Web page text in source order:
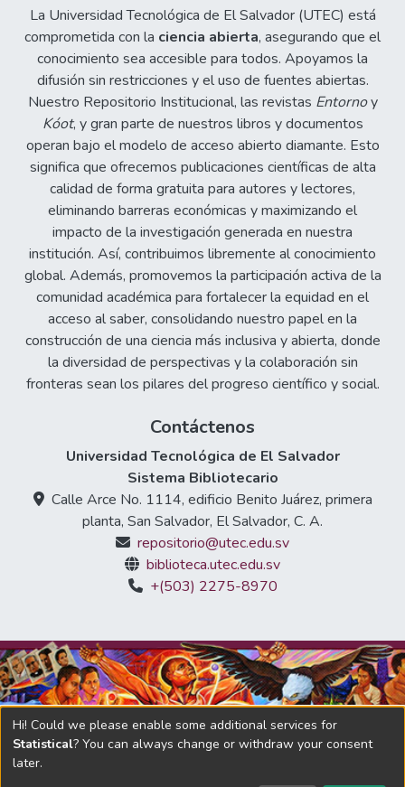
La Universidad Tecnológica de El Salvador (UTEC) está
comprometida con la ciencia abierta, asegurando que el
conocimiento sea accesible para todos. Apoyamos la
difusión sin restricciones y el uso de fuentes abiertas.
Nuestro Repositorio Institucional, las revistas Entornoy
Kóot, y gran parte de nuestros libros y documentos
operan bajo el modelo de acceso abierto diamante. Esto
significa que ofrecemos publicaciones científicas de alta
calidad de forma gratuita para autores y lectores,
eliminando barreras económicas y maximizando el
impacto de la investigación generada en nuestra
institución. Así, contribuimos libremente al conocimiento
global. Además, promovemos la participación activa de la
comunidad académica para fortalecer la equidad en el
acceso al saber, consolidando nuestro papel en la
construcción de una ciencia más inclusiva y abierta, donde
la diversidad de perspectivas y la colaboración sin
fronteras sean los pilares del progreso científico y social.
Contáctenos
Universidad Tecnológica de El Salvador
Sistema Bibliotecario
Calle Arce No. 1114, edificio Benito Juárez, primera
planta, San Salvador, El Salvador, C. A.
repositorio@utec.edu.sv
biblioteca.utec.edu.sv
+(503) 2275-8970
Hi! Could we please enable some additional services for
Statistical? You can always change or withdraw your consent
later.